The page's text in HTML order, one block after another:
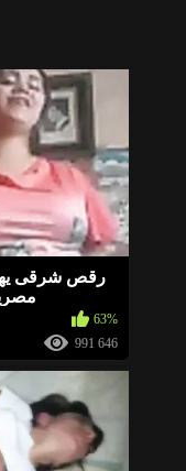
رقص شرقى
63%
991 646